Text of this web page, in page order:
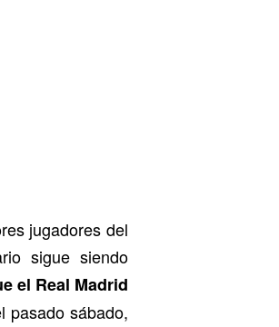
jugadores del
sigue siendo
el Real Madrid
pasado sábado,